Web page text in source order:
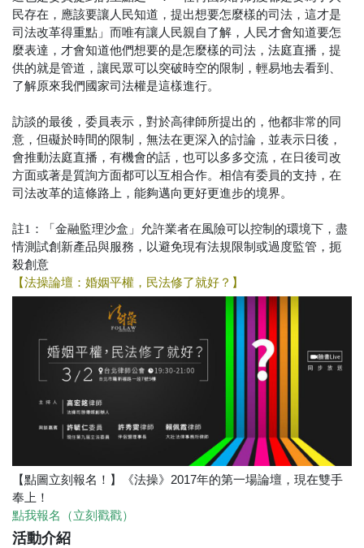
民存在，應該要讓人民知道，提出想要怎麼樣的司法，這才是
司法改革得重點」而唯有讓人民親自了解，人民才會知道要怎
麼表達，才會知道他們想要的是怎麼樣的司法，法庭直播，提
供的就是管道，讓民眾可以突破時空的限制，輕易地去看到、
了解原來我們國家司法權是這樣進行。
訪談的最後，委員表示，對於高律師所提出的，他都非常的同
意，但礙於時間的限制，無法在更深入的討論，並表示日後，
會推動法庭直播，有機會的話，也可以多多交流，在日後司改
方面或著是質詢方面都可以互相合作。相信有委員的支持，在
司法改革的這條路上，能夠邁向更好更進步的境界。
註1：「金融監理沙盒」允許業者在風險可以控制的環境下，盡
情測試創新產品與服務，以避免現有法規限制或過度監管，扼
殺創意
【法操論壇：婚姻平權，民法修了就好？】
【點圖立刻報名！】《法操》2017年的第一場論壇，現在雙手
奉上！
點我報名（立刻戳戳）
活動介紹